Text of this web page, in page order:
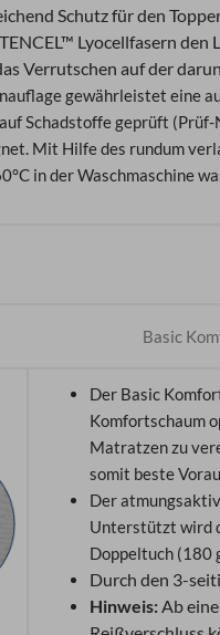
Schutz für den
TENCEL™ Lyocellfasern den
Verrutschen auf der
gewährleistet eine
Schadstoffe geprüft
Mit Hilfe des rundum
in der Waschmaschine
Basic
Der Basic
Komfortschaum
Matratzen zu
somit beste
Der
Unterstützt wird
Doppeltuch (180
Durch den 3-
Hinweis:Ab